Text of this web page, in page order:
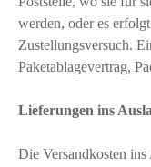
werden, oder es
Zustellungsversuch.
Paketablagevertrag,
Lieferungen ins
Die Versandkosten